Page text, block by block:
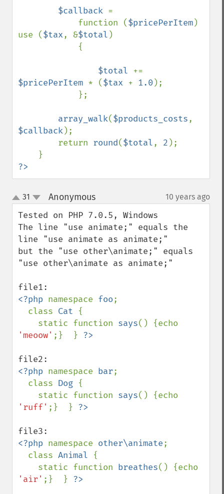
$callback =
            function (
$pricePerItem)
use ($tax, &$total )
$total
$pricePerItem * ($tax + 1.0 );
array_walk($products_costs
$callback);
        return
round($total, 2 );
?>
up
down
31 Anonymous¶ 10 years ago
Tested on PHP 7.0.5, Windows
The line "use animate;" equals the
line "use animate as animate;"
but the "use other\animate;" equals
"use other\animate as animate;"
<?php namespace foo;
  class
Cat {
    static function
says
'meoow' ;}  }
<?php namespace bar;
  class
Dog {
    static function
says
'ruff' ;}  }
<?php namespace other\animate;
  class
Animal {
    static function
breathes
'air' ;}  }